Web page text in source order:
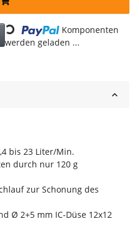
Loading...
Komponenten
werden geladen ...
bis 23 Liter/Min.
durch nur 120 g
zur Schonung des
Ø 2+5 mm IC-Düse 12x12